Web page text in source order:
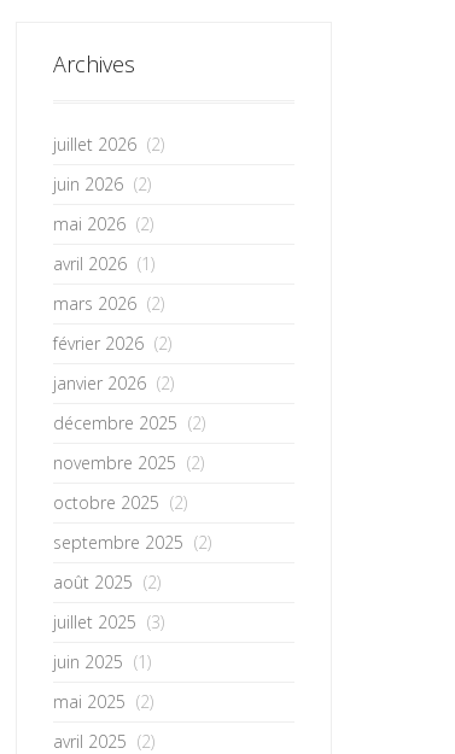
Archives
juillet 2026 (2)
juin 2026 (2)
mai 2026 (2)
avril 2026 (1)
mars 2026 (2)
février 2026 (2)
janvier 2026 (2)
décembre 2025 (2)
novembre 2025 (2)
octobre 2025 (2)
septembre 2025 (2)
août 2025 (2)
juillet 2025 (3)
juin 2025 (1)
mai 2025 (2)
avril 2025 (2)